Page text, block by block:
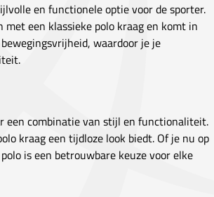
en functionele optie voor de sporter.
een klassieke polo kraag en komt in
waardoor je je
een combinatie van stijl en functionaliteit.
kraag een tijdloze look biedt. Of je nu op
is een betrouwbare keuze voor elke